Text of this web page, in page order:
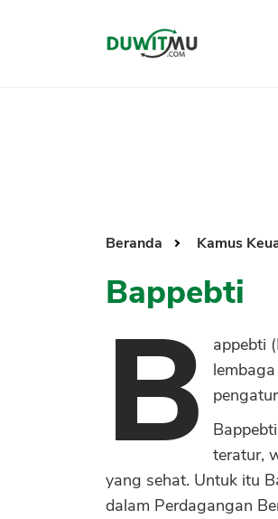
Beranda Kamus
Bappebti
B
appebti
teratur,
yang sehat. Untuk itu
dalam Perdagangan